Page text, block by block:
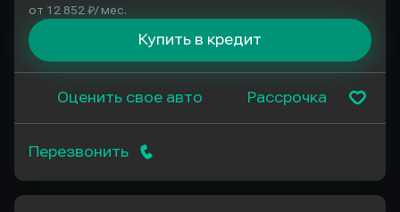
от 12 852 ₽/ мес.
Купить в кредит
Оценить свое авто Рассрочка
Перезвонить